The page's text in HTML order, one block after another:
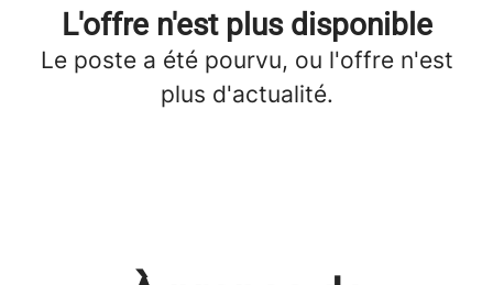
L'offre n'est plus disponible
Le poste a été pourvu, ou l'offre n'est
plus d'actualité.